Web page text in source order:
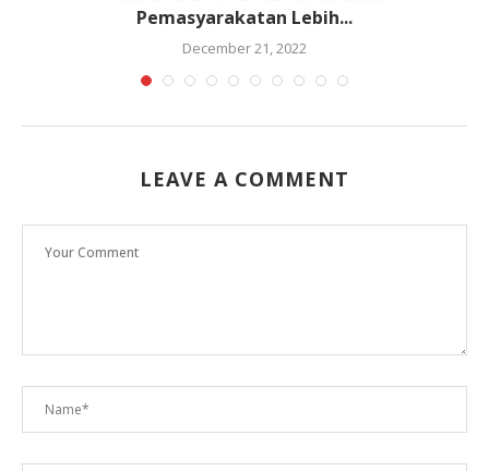
Pemasyarakatan Lebih...
December 21, 2022
LEAVE A COMMENT